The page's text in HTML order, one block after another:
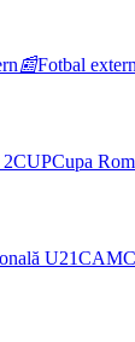
📰Fotbal extern
CUPCupa
U21CAM